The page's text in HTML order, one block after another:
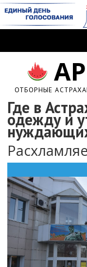
ОТБОРНЫЕ
Где в
одежду и